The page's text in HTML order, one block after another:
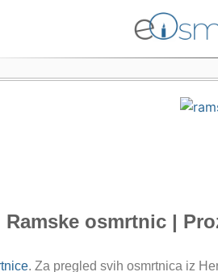
Ramske osmrtnic |
. Za pregled svih osmrtnica iz